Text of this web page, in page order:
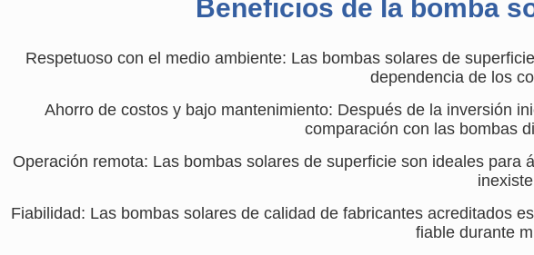
Beneficios de la bomba
Respetuoso con el medio ambiente: Las bombas solares de
dependencia de los
Ahorro de costos y bajo mantenimiento: Después de la inversión
comparación con las bombas
Operación remota: Las bombas solares de superficie son ideales
Fiabilidad: Las bombas solares de calidad de fabricantes acreditados
fiable durante